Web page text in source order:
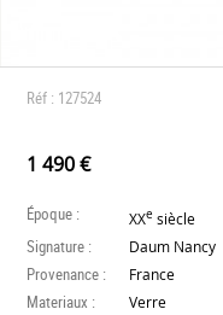
Réf : 127524
1 490 €
Époque : XXe siècle
Signature : Daum Nancy
Provenance : France
Materiaux : Verre